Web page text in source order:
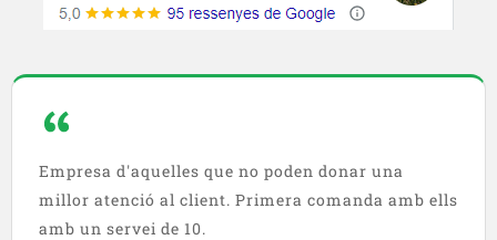
Empresa d'aquelles que no poden donar una
millor atenció al client. Primera comanda amb ells
amb un servei de 10.